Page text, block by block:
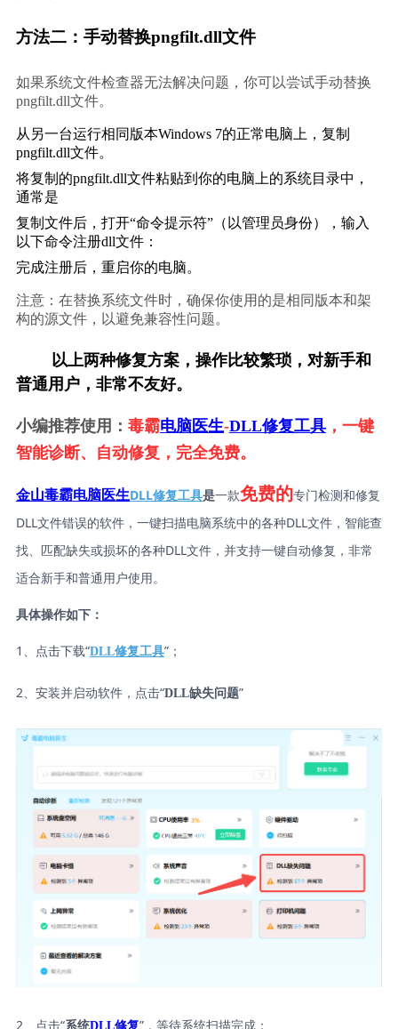
方法二：手动替换pngfilt.dll文件
如果系统文件检查器无法解决问题，你可以尝试手动替换
pngfilt.dll文件。
从另一台运行相同版本Windows 7的正常电脑上，复制
pngfilt.dll文件。
将复制的pngfilt.dll文件粘贴到你的电脑上的系统目录中，
通常是
复制文件后，打开“命令提示符”（以管理员身份），输入
以下命令注册dll文件：
完成注册后，重启你的电脑。
注意：在替换系统文件时，确保你使用的是相同版本和架
构的源文件，以避免兼容性问题。
以上两种修复方案，操作比较繁琐，对新手和
普通用户，非常不友好。
小编推荐使用： 毒霸电脑医生-DLL修复工具，一键
智能诊断、自动修复，完全免费。
金山毒霸电脑医生DLL修复工具是一款免费的专门检测和修复
DLL文件错误的软件，一键扫描电脑系统中的各种DLL文件，智能查
找、匹配缺失或损坏的各种DLL文件，并支持一键自动修复，非常
适合新手和普通用户使用。
具体操作如下：
1、点击下载“DLL修复工具”；
2、安装并启动软件，点击“DLL缺失问题”
2、点击“系统DLL修复”，等待系统扫描完成；